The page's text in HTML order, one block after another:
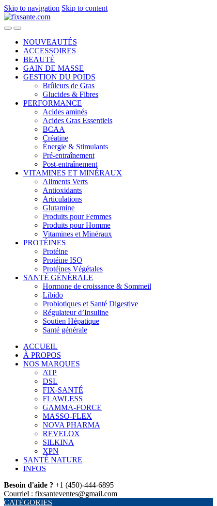
Skip to navigation Skip to content
NOUVEAUTÉS
ACCESSOIRES
BEAUTÉ
GAIN DE MASSE
GESTION DU POIDS
Brûleurs de Gras
Glucides & Fibres
PERFORMANCE
Acides aminés
Acides Gras Essentiels
BCAA
Créatine
Énergie & Stimulants
Pré-entraînement
Post-entraînement
VITAMINES ET MINÉRAUX
Aliments Verts
Antioxidants
Articulations
Glutamine
Produits pour Femmes
Produits pour Homme
Vitamines et Minéraux
PROTÉINES
Protéine
Protéine ISO
Protéines Végétales
SANTÉ GÉNÉRALE
Hormone de croissance & Sommeil
Libido
Probiotiques et Santé Digestive
Régulateur d’Insuline
Soutien Hépatique
Santé générale
ACCUEIL
À PROPOS
NOS MARQUES
ATP
DSL
FIX-SANTÉ
FLAWLESS
GAMMA-FORCE
MASSO-FLEX
NOVA PHARMA
REVELOX
SILKINA
XPN
SANTÉ NATURE
INFOS
Besoin d'aide ? +1 (450)-444-6895
Courriel : fixsanteventes@gmail.com
CATÉGORIES